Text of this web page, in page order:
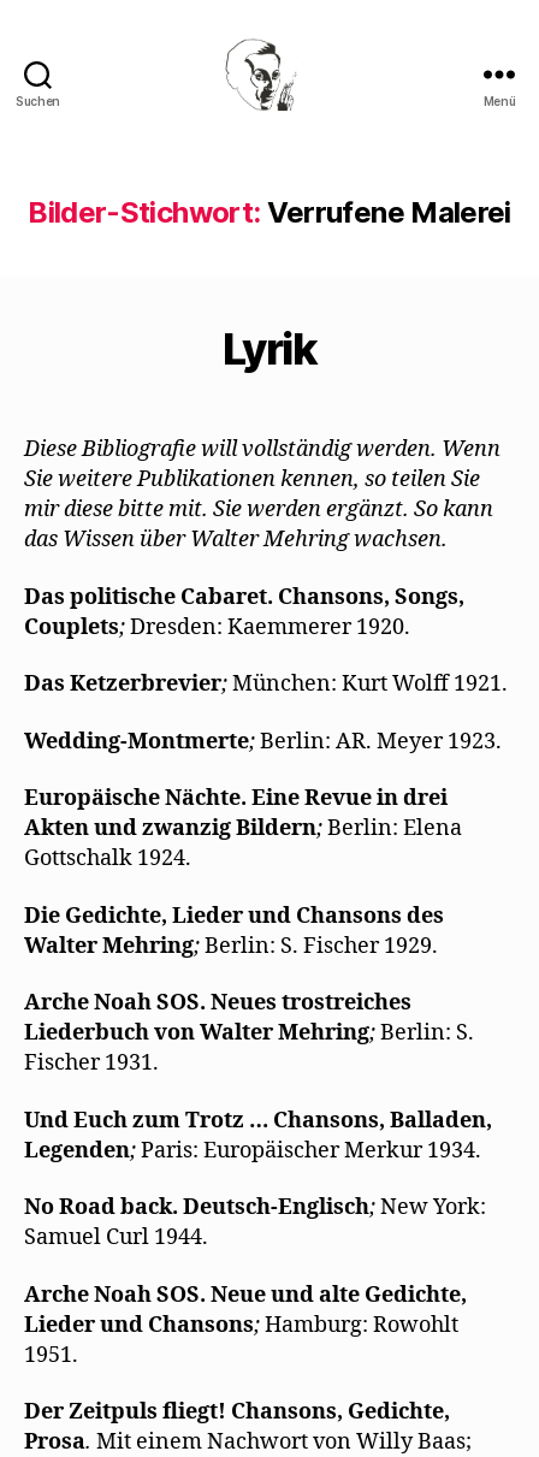
Suchen Menü
Bilder-Stichwort: Verrufene Malerei
Lyrik
Diese Bibliografie will vollständig werden. Wenn
Sie weitere Publikationen kennen, so teilen Sie
mir diese bitte mit. Sie werden ergänzt. So kann
das Wissen über Walter Mehring wachsen.
Das politische Cabaret. Chansons, Songs,
Couplets;Dresden: Kaemmerer 1920.
Das Ketzerbrevier;München: Kurt Wolff 1921.
Wedding-Montmerte;Berlin: AR. Meyer 1923.
Europäische Nächte. Eine Revue in drei
Akten und zwanzig Bildern;Berlin: Elena
Gottschalk 1924.
Die Gedichte, Lieder und Chansons des
Walter Mehring;Berlin: S. Fischer 1929.
Arche Noah SOS. Neues trostreiches
Liederbuch von Walter Mehring;Berlin: S.
Fischer 1931.
Und Euch zum Trotz … Chansons, Balladen,
Legenden;Paris: Europäischer Merkur 1934.
No Road back. Deutsch-Englisch;New York:
Samuel Curl 1944.
Arche Noah SOS. Neue und alte Gedichte,
Lieder und Chansons;Hamburg: Rowohlt
1951.
Der Zeitpuls fliegt! Chansons, Gedichte,
Prosa. Mit einem Nachwort von Willy Baas;